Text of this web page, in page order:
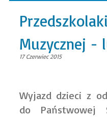
Muzycznej -
17 Czerwiec 2015
Wyjazd dzieci z
do Państwowej